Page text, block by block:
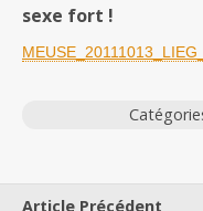
sexe fort !
Article Précédent